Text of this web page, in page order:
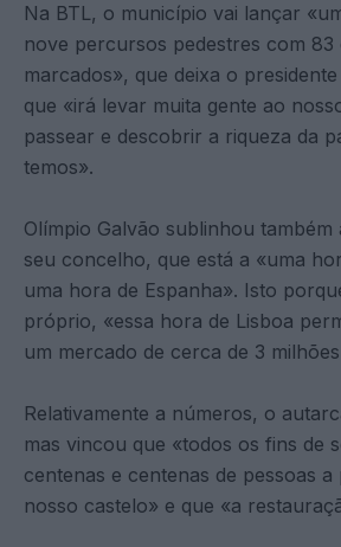
Na BTL, o município vai lançar
nove percursos pedestres com 83
marcados», que deixa o
que «irá levar muita gente ao
passear e descobrir a riqueza da
temos».
Olímpio Galvão sublinhou também
seu concelho, que está a «uma
uma hora de Espanha». Isto
próprio, «essa hora de Lisboa
um mercado de cerca de 3
Relativamente a números, o
mas vincou que «todos os fins de
centenas e centenas de pessoas a
nosso castelo» e que «a